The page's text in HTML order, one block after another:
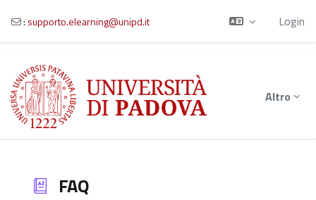
Vai al contenuto principale
: supporto.elearning@unipd.it Login
Altro
FAQ